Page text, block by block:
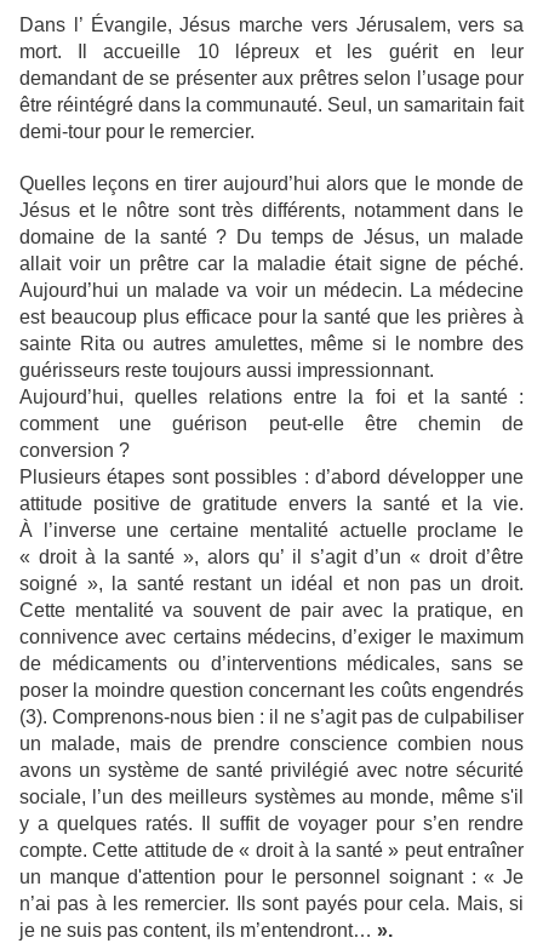
Dans l’ Évangile, Jésus marche vers Jérusalem, vers sa
mort. Il accueille 10 lépreux et les guérit en leur
demandant de se présenter aux prêtres selon l’usage pour
être réintégré dans la communauté. Seul, un samaritain fait
demi-tour pour le remercier.
Quelles leçons en tirer aujourd’hui alors que le monde de
Jésus et le nôtre sont très différents, notamment dans le
domaine de la santé ? Du temps de Jésus, un malade
allait voir un prêtre car la maladie était signe de péché.
Aujourd’hui un malade va voir un médecin. La médecine
est beaucoup plus efficace pour la santé que les prières à
sainte Rita ou autres amulettes, même si le nombre des
guérisseurs reste toujours aussi impressionnant.
Aujourd’hui, quelles relations entre la foi et la santé :
comment une guérison peut-elle être chemin de
conversion ?
Plusieurs étapes sont possibles : d’abord développer une
attitude positive de gratitude envers la santé et la vie.
À l’inverse une certaine mentalité actuelle proclame le
« droit à la santé », alors qu’ il s’agit d’un « droit d’être
soigné », la santé restant un idéal et non pas un droit.
Cette mentalité va souvent de pair avec la pratique, en
connivence avec certains médecins, d’exiger le maximum
de médicaments ou d’interventions médicales, sans se
poser la moindre question concernant les coûts engendrés
(3). Comprenons-nous bien : il ne s’agit pas de culpabiliser
un malade, mais de prendre conscience combien nous
avons un système de santé privilégié avec notre sécurité
sociale, l’un des meilleurs systèmes au monde, même s'il
y a quelques ratés. Il suffit de voyager pour s’en rendre
compte. Cette attitude de « droit à la santé » peut entraîner
un manque d'attention pour le personnel soignant : « Je
n’ai pas à les remercier. Ils sont payés pour cela. Mais, si
je ne suis pas content, ils m’entendront… ».